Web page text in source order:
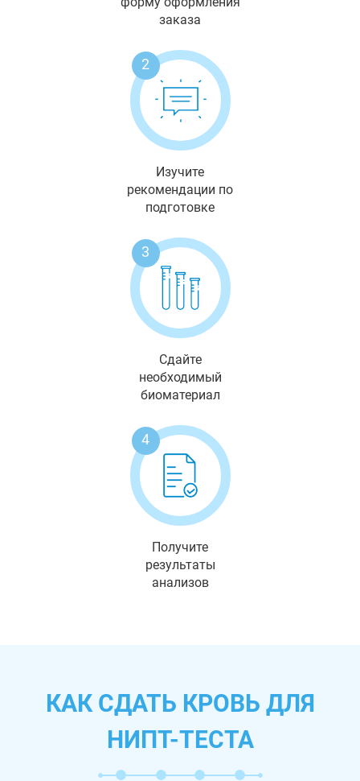
заказа
2
Изучите
рекомендации по
подготовке
3
Сдайте
необходимый
биоматериал
4
Получите
результаты
анализов
КАК СДАТЬ КРОВЬ ДЛЯ
НИПТ-ТЕСТА